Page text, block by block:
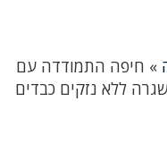
» חיפה התמודדה עם
ללא נזקים כבדים